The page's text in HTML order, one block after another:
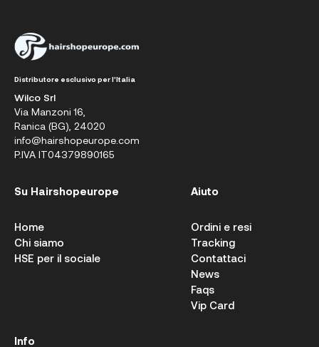
Distributore esclusivo per l'Italia
Wilco Srl
Via Manzoni 16,
Ranica (BG), 24020
info@hairshopeurope.com
P.IVA IT04379890165
Su Hairshopeurope
Home
Chi siamo
HSE per il sociale
Aiuto
Ordini e resi
Tracking
Contattaci
News
Faqs
Vip Card
Info